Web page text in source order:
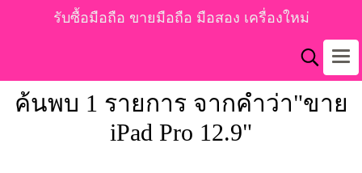
รับซื้อมือถือ ขายมือถือ มือสอง เครื่องใหม่
ค้นพบ 1 รายการ จากคำว่า"ขาย
iPad Pro 12.9"